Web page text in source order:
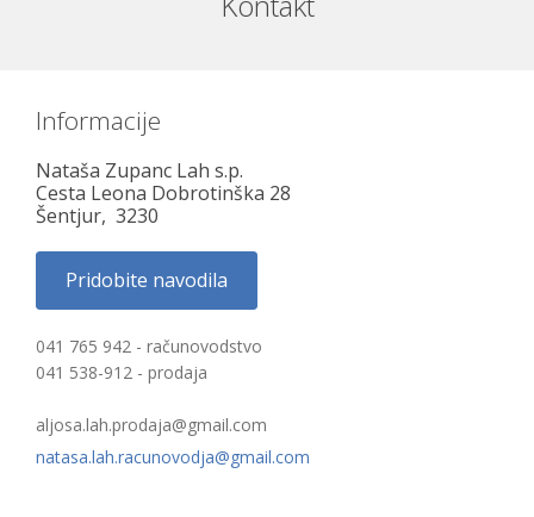
Informacije
Nataša Zupanc Lah s.p.
Cesta Leona Dobrotinška 28
Šentjur, 3230
Pridobite navodila
041 765 942 - računovodstvo
041 538-912 - prodaja
aljosa.lah.prodaja@gmail.com
natasa.lah.racunovodja@gmail.com